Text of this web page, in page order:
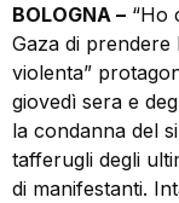
BOLOGNA – “Ho
Gaza di
violenta”
giovedì sera e
la condanna del
tafferugli degli
di manifestanti.